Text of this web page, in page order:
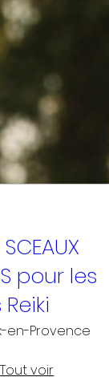
SCEAUX
pour les
en-Provence
Tout voir